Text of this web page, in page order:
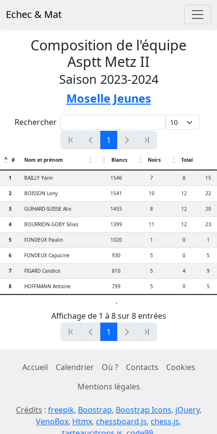
Echec & Mat
Composition de l'équipe
Asptt Metz II
Saison 2023-2024
Moselle Jeunes
Rechercher
1
# Nom et prénom Blancs Noirs Total
1 BAILLY Yann 1546 7 8 15
2 BOISSON Leny 1541 10 12 22
3 GUIHARD-SUISSE Alix 1455 8 12 20
4 BOURRION-GOBY Silias 1399 11 12 23
5 FONDEUX Paulin 1020 1 0 1
6 FONDEUX Capucine 930 5 0 5
7 FIGARD Candice 810 5 4 9
8 HOFFMANN Antoine 799 5 0 5
-
Affichage de 1 à 8 sur 8 entrées
1
Accueil Calendrier Où ? Contacts
Cookies
Mentions légales
Crédits : freepik, Boostrap, Boostrap Icons, jQuery,
VenoBox, Htmx, chessboard.js, chess.js,